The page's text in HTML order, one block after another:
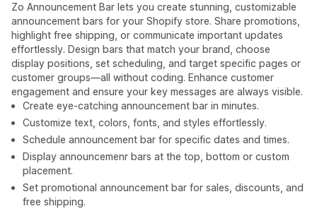
Zo Announcement Bar lets you create stunning, customizable
announcement bars for your Shopify store. Share promotions,
highlight free shipping, or communicate important updates
effortlessly. Design bars that match your brand, choose
display positions, set scheduling, and target specific pages or
customer groups—all without coding. Enhance customer
engagement and ensure your key messages are always visible.
Create eye-catching announcement bar in minutes.
Customize text, colors, fonts, and styles effortlessly.
Schedule announcement bar for specific dates and times.
Display announcemenr bars at the top, bottom or custom
placement.
Set promotional announcement bar for sales, discounts, and
free shipping.